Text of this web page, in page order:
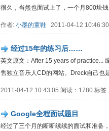
很久，当然也面试上了，一个月800块
作者: 小墨的童鞋 2011-04-12 10:46:30
经过15年的练习后……
英文原文：After 15 years of practice...
售独立音乐人CD的网站。Dreck自己也
2011-04-12 10:43:05 阅读：1780 标签
Google全程面试题目
经过了三个月的断断续续的面试和准备